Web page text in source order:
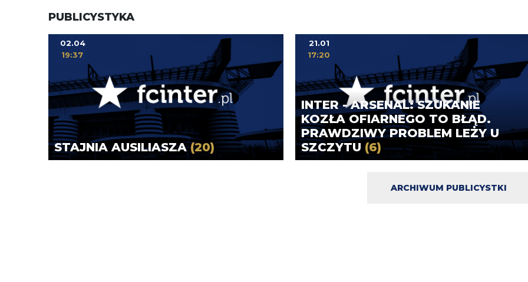
PUBLICYSTYKA
STAJNIA AUSILIASZA(20)
02.04
19:37
INTER - ARSENAL: SZUKANIE
KOZŁA OFIARNEGO TO BŁĄD.
PRAWDZIWY PROBLEM LEŻY U
SZCZYTU (6)
21.01
17:20
ARCHIWUM PUBLICYSTKI